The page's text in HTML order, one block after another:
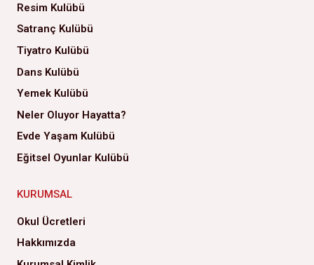
Resim Kulübü
Satranç Kulübü
Tiyatro Kulübü
Dans Kulübü
Yemek Kulübü
Neler Oluyor Hayatta?
Evde Yaşam Kulübü
Eğitsel Oyunlar Kulübü
KURUMSAL
Okul Ücretleri
Hakkımızda